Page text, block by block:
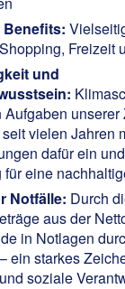
Freizeit
und
unserer
vielen Jahren
dafür ein
für eine
Notfälle: Durch
aus der
in Notlagen
ein starkes
soziale